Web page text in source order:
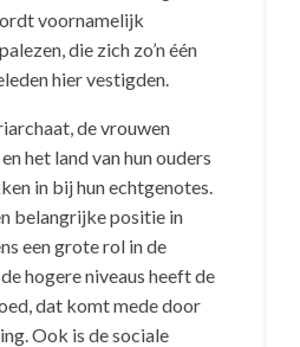
voornamelijk
die zich zo’n één
hier vestigden.
de vrouwen
het land van hun ouders
in bij hun echtgenotes.
belangrijke positie in
een grote rol in de
hogere niveaus heeft de
dat komt mede door
Ook is de sociale